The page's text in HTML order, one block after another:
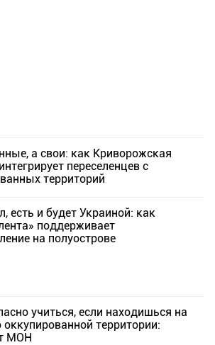
а свои: как Криворожская
переселенцев с
территорий
есть и будет Украиной: как
поддерживает
на полуострове
учиться, если находишься на
оккупированной территории:
МОН